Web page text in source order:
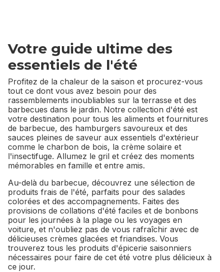
Votre guide ultime des
essentiels de l'été
Profitez de la chaleur de la saison et procurez-vous
tout ce dont vous avez besoin pour des
rassemblements inoubliables sur la terrasse et des
barbecues dans le jardin. Notre collection d'été est
votre destination pour tous les aliments et fournitures
de barbecue, des hamburgers savoureux et des
sauces pleines de saveur aux essentiels d'extérieur
comme le charbon de bois, la crème solaire et
l'insectifuge. Allumez le gril et créez des moments
mémorables en famille et entre amis.
Au-delà du barbecue, découvrez une sélection de
produits frais de l'été, parfaits pour des salades
colorées et des accompagnements. Faites des
provisions de collations d'été faciles et de bonbons
pour les journées à la plage ou les voyages en
voiture, et n'oubliez pas de vous rafraîchir avec de
délicieuses crèmes glacées et friandises. Vous
trouverez tous les produits d'épicerie saisonniers
nécessaires pour faire de cet été votre plus délicieux à
ce jour.